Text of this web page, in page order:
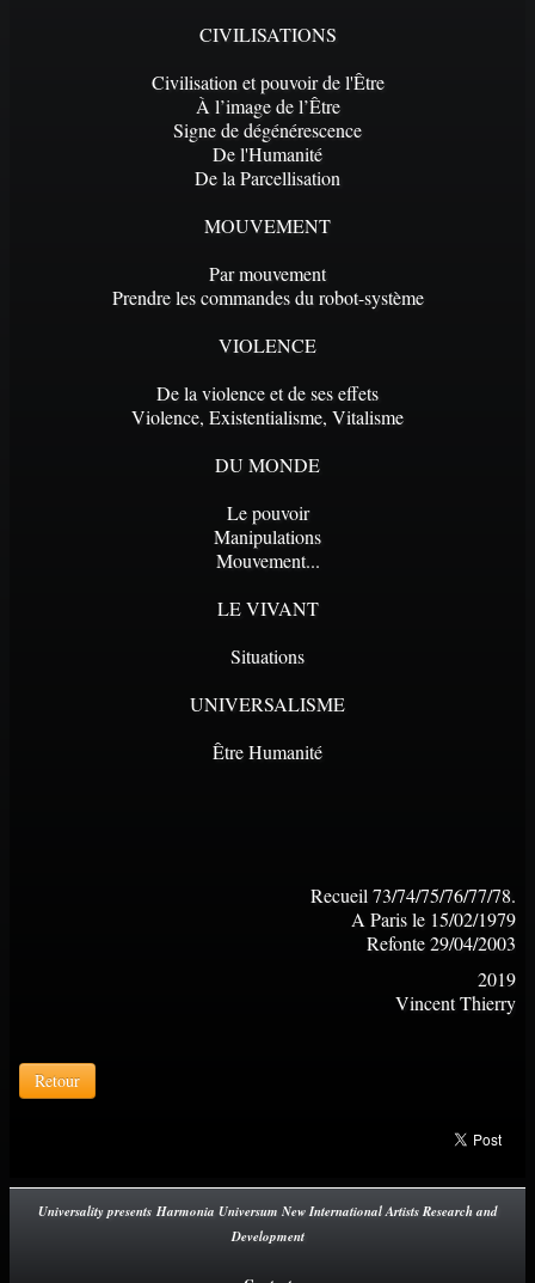
CIVILISATIONS
Civilisation et pouvoir de l'Être
À l’image de l’Être
Signe de dégénérescence
De l'Humanité
De la Parcellisation
MOUVEMENT
Par mouvement
Prendre les commandes du robot-système
VIOLENCE
De la violence et de ses effets
Violence, Existentialisme, Vitalisme
DU MONDE
Le pouvoir
Manipulations
Mouvement...
LE VIVANT
Situations
UNIVERSALISME
Être Humanité
Recueil 73/74/75/76/77/78.
A Paris le 15/02/1979
Refonte 29/04/2003
2019
Vincent Thierry
Retour
Universality presents Harmonia Universum New International Artists Research and
Development